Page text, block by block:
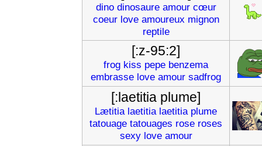
dino dinosaure amour cœur
coeur love amoureux mignon
reptile
[:z-95:2]
frog kiss pepe benzema
embrasse love amour sadfrog
[:laetitia plume]
Lætitia laetitia laetitia plume
tatouage tatouages rose roses
sexy love amour